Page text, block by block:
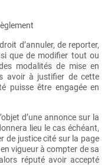
d’annuler, de reporter,
que de modifier tout ou
modalités de mise en
avoir à justifier de cette
puisse être engagée en
d’une annonce sur la
lieu le cas échéant,
de justice cité sur la page
vigueur à compter de sa
réputé avoir accepté